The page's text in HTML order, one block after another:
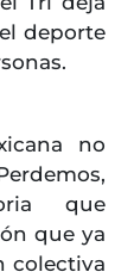
deporte
no
que
que ya
colectiva